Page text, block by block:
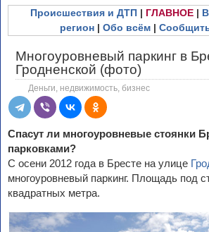
Происшествия и ДТП| ГЛАВНОЕ|
регион | Обо всём |
Многоуровневый паркинг в
Гродненской (фото)
Деньги, недвижимость, бизнес
Спасут ли многоуровневые стоянки
парковками?
С осени 2012 года в Бресте на улице
многоуровневый паркинг. Площадь под
квадратных метра.